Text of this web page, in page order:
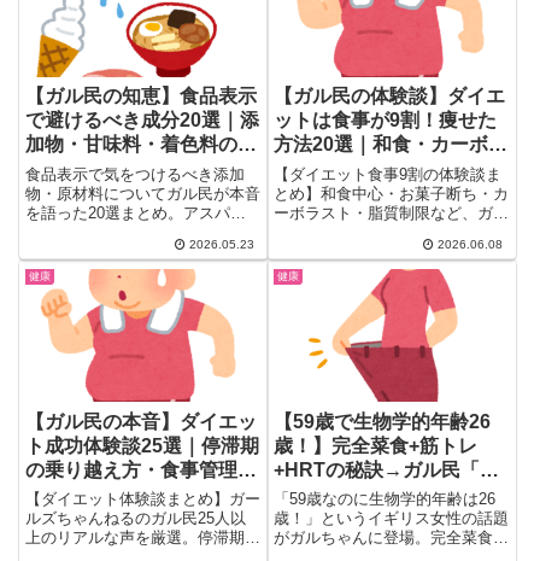
【ガル民の知恵】食品表示
で避けるべき成分20選｜添
加物・甘味料・着色料のリ
スクまとめ
食品表示で気をつけるべき添加
物・原材料についてガル民が本音
を語った20選まとめ。アスパル
ぶどう糖液糖の危険性、WHOの
警告、スーパーで使える選び方ま
で一気に読める健康情報まとめ。
2026.05.23
【ガル民の体験談】ダイエ
ットは食事が9割！痩せた
方法20選｜和食・カーボラ
スト・脂質制限のリアル
【ダイエット食事9割の体験談ま
とめ】和食中心・お菓子断ち・カ
ーボラスト・脂質制限など、ガル
選。46歳アラフィフが筋トレよ
り食事改善でスルスル痩せた体験
から、40代のリバウンド防止ま
で徹底まとめ。
2026.06.08
健康
【ガル民の本音】ダイエッ
ト成功体験談25選｜停滞期
の乗り越え方・食事管理の
コツ
【ダイエット体験談まとめ】ガー
ルズちゃんねるのガル民25人以
上のリアルな声を厳選。停滞期の
健康
【59歳で生物学的年齢26
歳！】完全菜食+筋トレ
+HRTの秘訣→ガル民「腸
は57歳やん」「ケンタ食べ
たい」ｗ
「59歳なのに生物学的年齢は26
歳！」というイギリス女性の話題
がガルちゃんに登場。完全菜食・